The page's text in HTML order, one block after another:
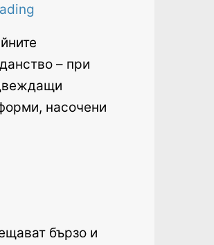
– при
насочени
бързо и